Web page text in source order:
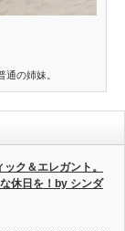
の姉妹。
ク＆エレガント。
休日を！by シンダ